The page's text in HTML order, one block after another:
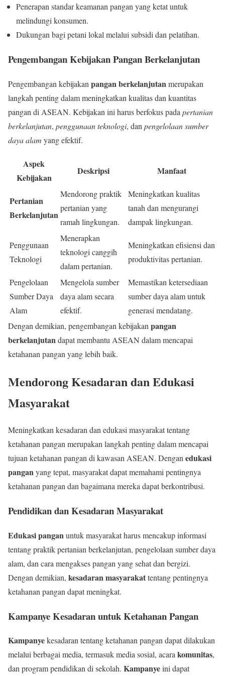
Penerapan standar keamanan pangan yang ketat untuk
melindungi konsumen.
Dukungan bagi petani lokal melalui subsidi dan pelatihan.
Pengembangan Kebijakan Pangan Berkelanjutan
Pengembangan kebijakan pangan berkelanjutan merupakan
langkah penting dalam meningkatkan kualitas dan kuantitas
pangan di ASEAN. Kebijakan ini harus berfokus pada pertanian
berkelanjutan, penggunaan teknologi, dan pengelolaan sumber
daya alam yang efektif.
Aspek
Kebijakan
Deskripsi Manfaat
Pertanian
Berkelanjutan
Mendorong praktik
pertanian yang
ramah lingkungan.
Meningkatkan kualitas
tanah dan mengurangi
dampak lingkungan.
Penggunaan
Teknologi
Menerapkan
teknologi canggih
dalam pertanian.
Meningkatkan efisiensi dan
produktivitas pertanian.
Pengelolaan
Sumber Daya
Alam
Mengelola sumber
daya alam secara
efektif.
Memastikan ketersediaan
sumber daya alam untuk
generasi mendatang.
Dengan demikian, pengembangan kebijakan pangan
berkelanjutan dapat membantu ASEAN dalam mencapai
ketahanan pangan yang lebih baik.
Mendorong Kesadaran dan Edukasi
Masyarakat
Meningkatkan kesadaran dan edukasi masyarakat tentang
ketahanan pangan merupakan langkah penting dalam mencapai
tujuan ketahanan pangan di kawasan ASEAN. Denganedukasi
panganyang tepat, masyarakat dapat memahami pentingnya
ketahanan pangan dan bagaimana mereka dapat berkontribusi.
Pendidikan dan Kesadaran Masyarakat
Edukasi panganuntuk masyarakat harus mencakup informasi
tentang praktik pertanian berkelanjutan, pengelolaan sumber daya
alam, dan cara mengakses pangan yang sehat dan bergizi.
Dengan demikian, kesadaran masyarakattentang pentingnya
ketahanan pangan dapat meningkat.
Kampanye Kesadaran untuk Ketahanan Pangan
Kampanyekesadaran tentang ketahanan pangan dapat dilakukan
melalui berbagai media, termasuk media sosial, acarakomunitas,
dan program pendidikan di sekolah. Kampanyeini dapat